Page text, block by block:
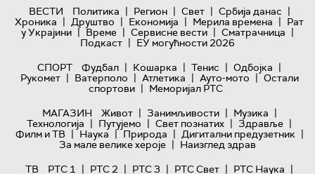
ВЕСТИ Политика | Регион | Свет | Србија данас |
Хроника | Друштво | Економија | Мерила времена | Рат
у Украјини | Време | Сервисне вести | Сматрачница |
Подкаст | ЕУ могућности 2026
СПОРТ
Фудбал | Кошарка | Тенис | Одбојка |
Рукомет | Ватерполо | Атлетика | Ауто-мото | Остали
спортови | Меморијал РТС
МАГАЗИН
Живот | Занимљивости | Музика |
Технологијa | Путујемо | Свет познатих | Здравље |
Филм и ТВ | Наука | Природа | Дигитални предузетник |
За мале велике хероје | Наизглед здрав
ТВ
РТС 1 | РТС 2 | РТС 3 | РТС Свет | РТС Наука |